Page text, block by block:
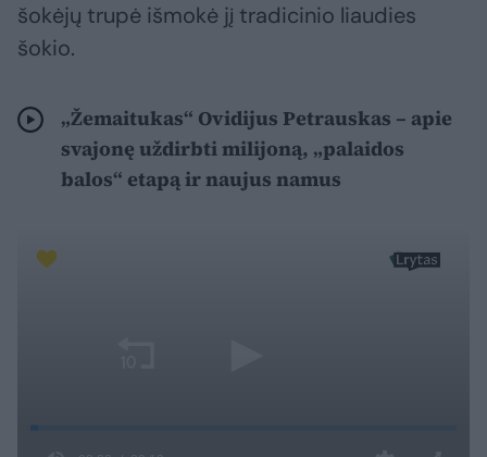
šokėjų trupė išmokė jį tradicinio liaudies
šokio.
„Žemaitukas“ Ovidijus Petrauskas – apie
svajonę uždirbti milijoną, „palaidos
balos“ etapą ir naujus namus